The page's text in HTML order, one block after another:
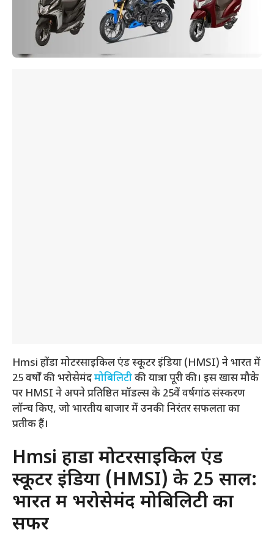
Hmsi होंडा मोटरसाइकिल एंड स्कूटर इंडिया (HMSI) ने भारत में
25 वर्षों की भरोसेमंदमोबिलिटीकी यात्रा पूरी की। इस खास मौके
पर HMSI ने अपने प्रतिष्ठित मॉडल्स के 25वें वर्षगांठ संस्करण
लॉन्च किए, जो भारतीय बाजार में उनकी निरंतर सफलता का
प्रतीक हैं।
Hmsi होंडा मोटरसाइकिल एंड
स्कूटर इंडिया (HMSI) के 25 साल:
भारत में भरोसेमंद मोबिलिटी का
सफर